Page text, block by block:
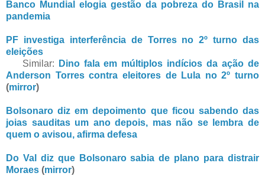
Banco Mundial elogia gestão da pobreza do Brasil na
pandemia
PF investiga interferência de Torres no 2º turno das
eleições
Similar:
Dino fala em múltiplos indícios da ação de
Anderson Torres contra eleitores de Lula no 2º turno
(mirror)
Bolsonaro diz em depoimento que ficou sabendo das
joias sauditas um ano depois, mas não se lembra de
quem o avisou, afirma defesa
Do Val diz que Bolsonaro sabia de plano para distrair
Moraes (mirror)